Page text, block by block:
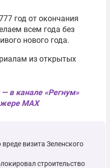
год от окончания
всем года без
нового года.
из открытых
в канале «Регнум»
MAX
визита Зеленского
строительство